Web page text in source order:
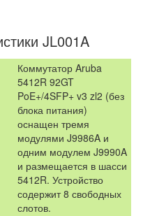
JL001A
Коммутатор Aruba
5412R 92GT
PoE+/4SFP+ v3 zl2 (без
блока питания)
оснащен тремя
модулями J9986A и
одним модулем J9990A
и размещается в шасси
5412R. Устройство
содержит 8 свободных
слотов.